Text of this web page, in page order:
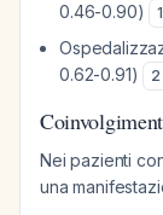
0.46-0.90)
1
0.62-0.91)
2
Nei pazienti
una